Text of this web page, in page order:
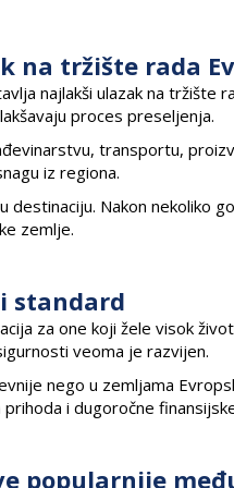
na tržište rada
najlakši ulazak na tržište
proces preseljenja.
transportu,
iz regiona.
destinaciju. Nakon nekoliko
zemlje.
standard
za one koji žele visok
veoma je razvijen.
nego u zemljama
i dugoročne
popularnije